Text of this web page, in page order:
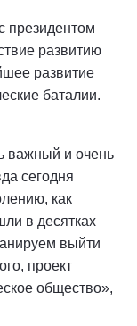
президентом
развитию
развитие
баталии.
важный и очень
сегодня
как
в десятках
выйти
проект
общество»,